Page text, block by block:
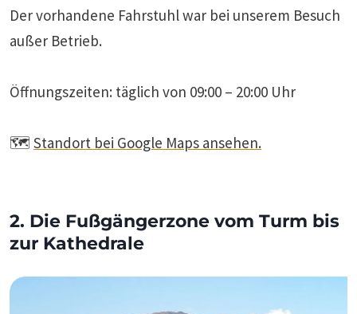
Der vorhandene Fahrstuhl war bei unserem Besuch
außer Betrieb.
Öffnungszeiten: täglich von 09:00 – 20:00 Uhr
🗺️ Standort bei Google Maps ansehen.
2. Die Fußgängerzone vom Turm bis
zur Kathedrale